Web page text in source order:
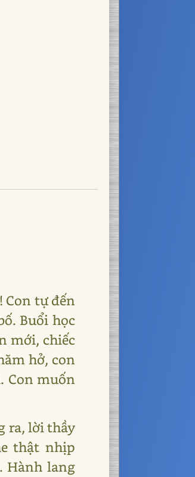
Con tự đến
Buổi học
mới, chiếc
hở, con
Con muốn
ra, lời thầy
thật nhịp
Hành lang